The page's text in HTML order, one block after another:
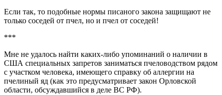
Если так, то подобные нормы писаного закона защищают не
только соседей от пчел, но и пчел от соседей!
***
Мне не удалось найти каких-либо упоминаний о наличии в
США специальных запретов заниматься пчеловодством рядом
с участком человека, имеющего справку об аллергии на
пчелиный яд (как это предусматривает закон Орловской
области, обсуждавшийся в деле ВС РФ).